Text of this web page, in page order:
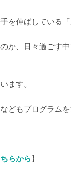
を伸ばしている「
か、日々過ごす
ます。
どもプログラムを
らから 】